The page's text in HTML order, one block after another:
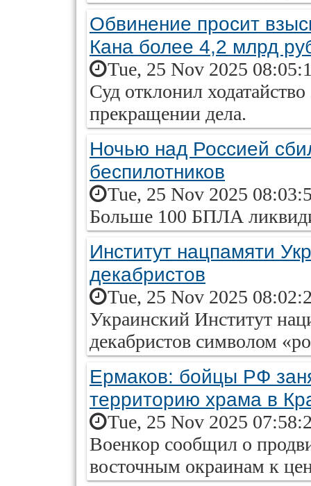
Обвинение просит
Кана более 4,2 млрд
Tue, 25 Nov 2025
Суд отклонил
прекращении дела.
Ночью над Россией
беспилотников
Tue, 25 Nov 2025
Больше 100 БПЛА
Институт нацпамяти
декабристов
Tue, 25 Nov 2025
Украинский Институт
декабристов символом
Ермаков: бойцы РФ
территорию храма в
Tue, 25 Nov 2025
Военкор сообщил о
восточным окраинам к